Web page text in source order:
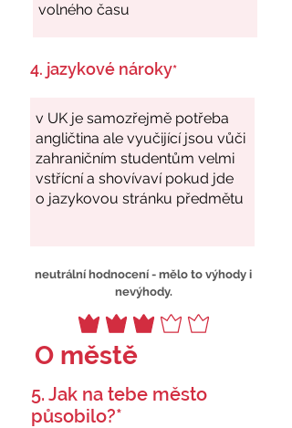
4. jazykové nároky*
neutrální hodnocení - mělo to výhody i
nevýhody.
O městě
5. Jak na tebe město
působilo?*